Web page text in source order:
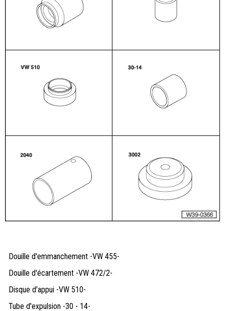
Douille d'emmanchement -VW 455-
Douille d'écartement -VW 472/2-
Disque d'appui -VW 510-
Tube d'expulsion -30 - 14-